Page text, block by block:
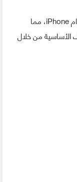
هذه التحديثات ستزيد من مرونة وسهولة استخدام iPhone، مما
الأساسية من خلال